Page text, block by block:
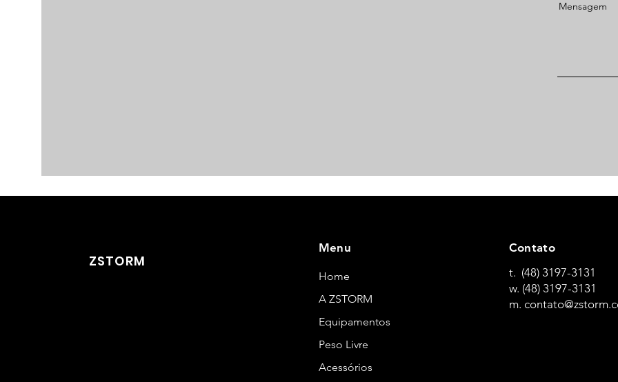
Mensagem
ZSTORM
Menu
Home
A ZSTORM
Equipamentos
Peso Livre
Acessórios
Contato
t. (48) 3197-3131
w. (48) 3197-3131
m.